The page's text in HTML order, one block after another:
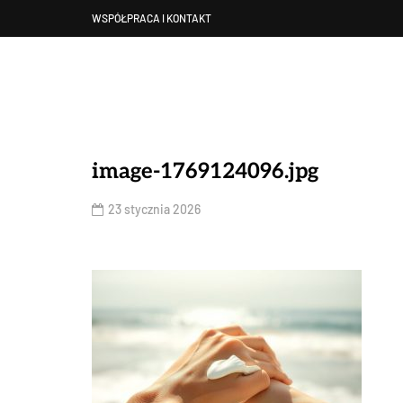
WSPÓŁPRACA I KONTAKT
image-1769124096.jpg
23 stycznia 2026